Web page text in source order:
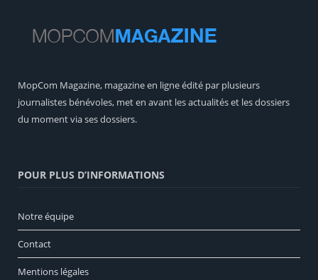
MopCom Magazine, magazine en ligne édité par plusieurs
journalistes bénévoles, met en avant les actualités et les dossiers
du moment via ses dossiers.
POUR PLUS D’INFORMATIONS
Notre équipe
Contact
Mentions légales